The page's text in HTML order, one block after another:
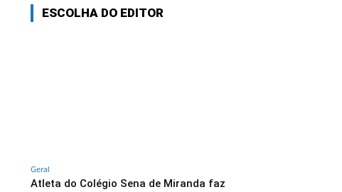
ESCOLHA DO EDITOR
Geral
Atleta do Colégio Sena de Miranda faz